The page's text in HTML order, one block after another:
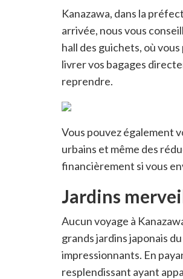
Kanazawa, dans la
arrivée, nous vous
hall des guichets, où
livrer vos bagages
reprendre.
Vous pouvez également
urbains et même des
financièrement si vous
Jardins
Aucun voyage à
grands jardins japonais
impressionnants. En
resplendissant ayant